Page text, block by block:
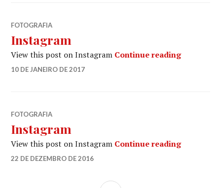
FOTOGRAFIA
Instagram
View this post on Instagram Continue readingInstagram
YK
10 DE JANEIRO DE 2017
FOTOGRAFIA
Instagram
View this post on Instagram Continue readingInstagram
YK
22 DE DEZEMBRO DE 2016